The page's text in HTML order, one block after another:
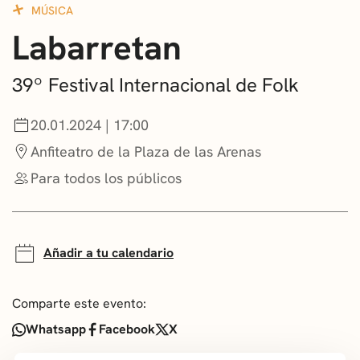
NOTICIAS
GETXO KULTURA
ASOCIACIONES CULTURALES
MÚSICA
Labarretan
39º Festival Internacional de Folk
20.01.2024 | 17:00
Anfiteatro de la Plaza de las Arenas
Para todos los públicos
Añadir a tu calendario
Comparte este evento:
Whatsapp
Facebook X